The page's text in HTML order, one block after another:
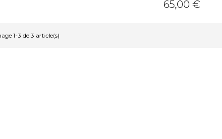
Prix
65,00 €
1-3 de 3 article(s)